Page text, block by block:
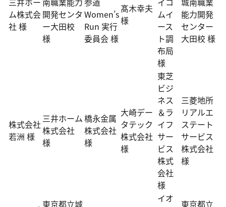
ム株式会
社 様
開発センタ
ー大田校
様
Women’s
Run 実行
委員会 様
髙木幸夫
様
ムイ
ース
ト調
布局
様
能力開発
センター
大田校 様
株式会社
若洲 様
三井ホーム
株式会社
様
橋永金属
株式会社
様
大崎デー
タテック
株式会社
様
東芝
ビジ
ネス
＆ラ
イフ
サー
ビス
株式
会社
様
三菱地所
リアルエ
ステート
サービス
株式会社
様
東京都立城
イオ
東京都立